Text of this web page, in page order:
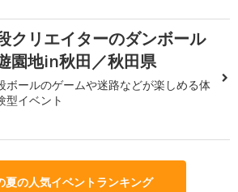
クリエイターのダンボール
園地in秋田／秋田県
ボールのゲームや迷路などが楽しめる体
型イベント
夏の人気イベントランキング